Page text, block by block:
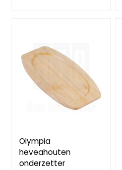
Olympia
heveahouten
onderzetter